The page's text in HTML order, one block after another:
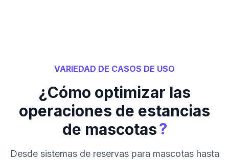
VARIEDAD DE CASOS DE USO
¿Cómo optimizar las
operaciones de estancias
de mascotas?
Desde sistemas de reservas para mascotas hasta